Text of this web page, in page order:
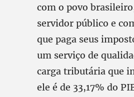
com o povo
servidor público e
que paga seus
um serviço de
carga tributária que
ele é de 33,17% do